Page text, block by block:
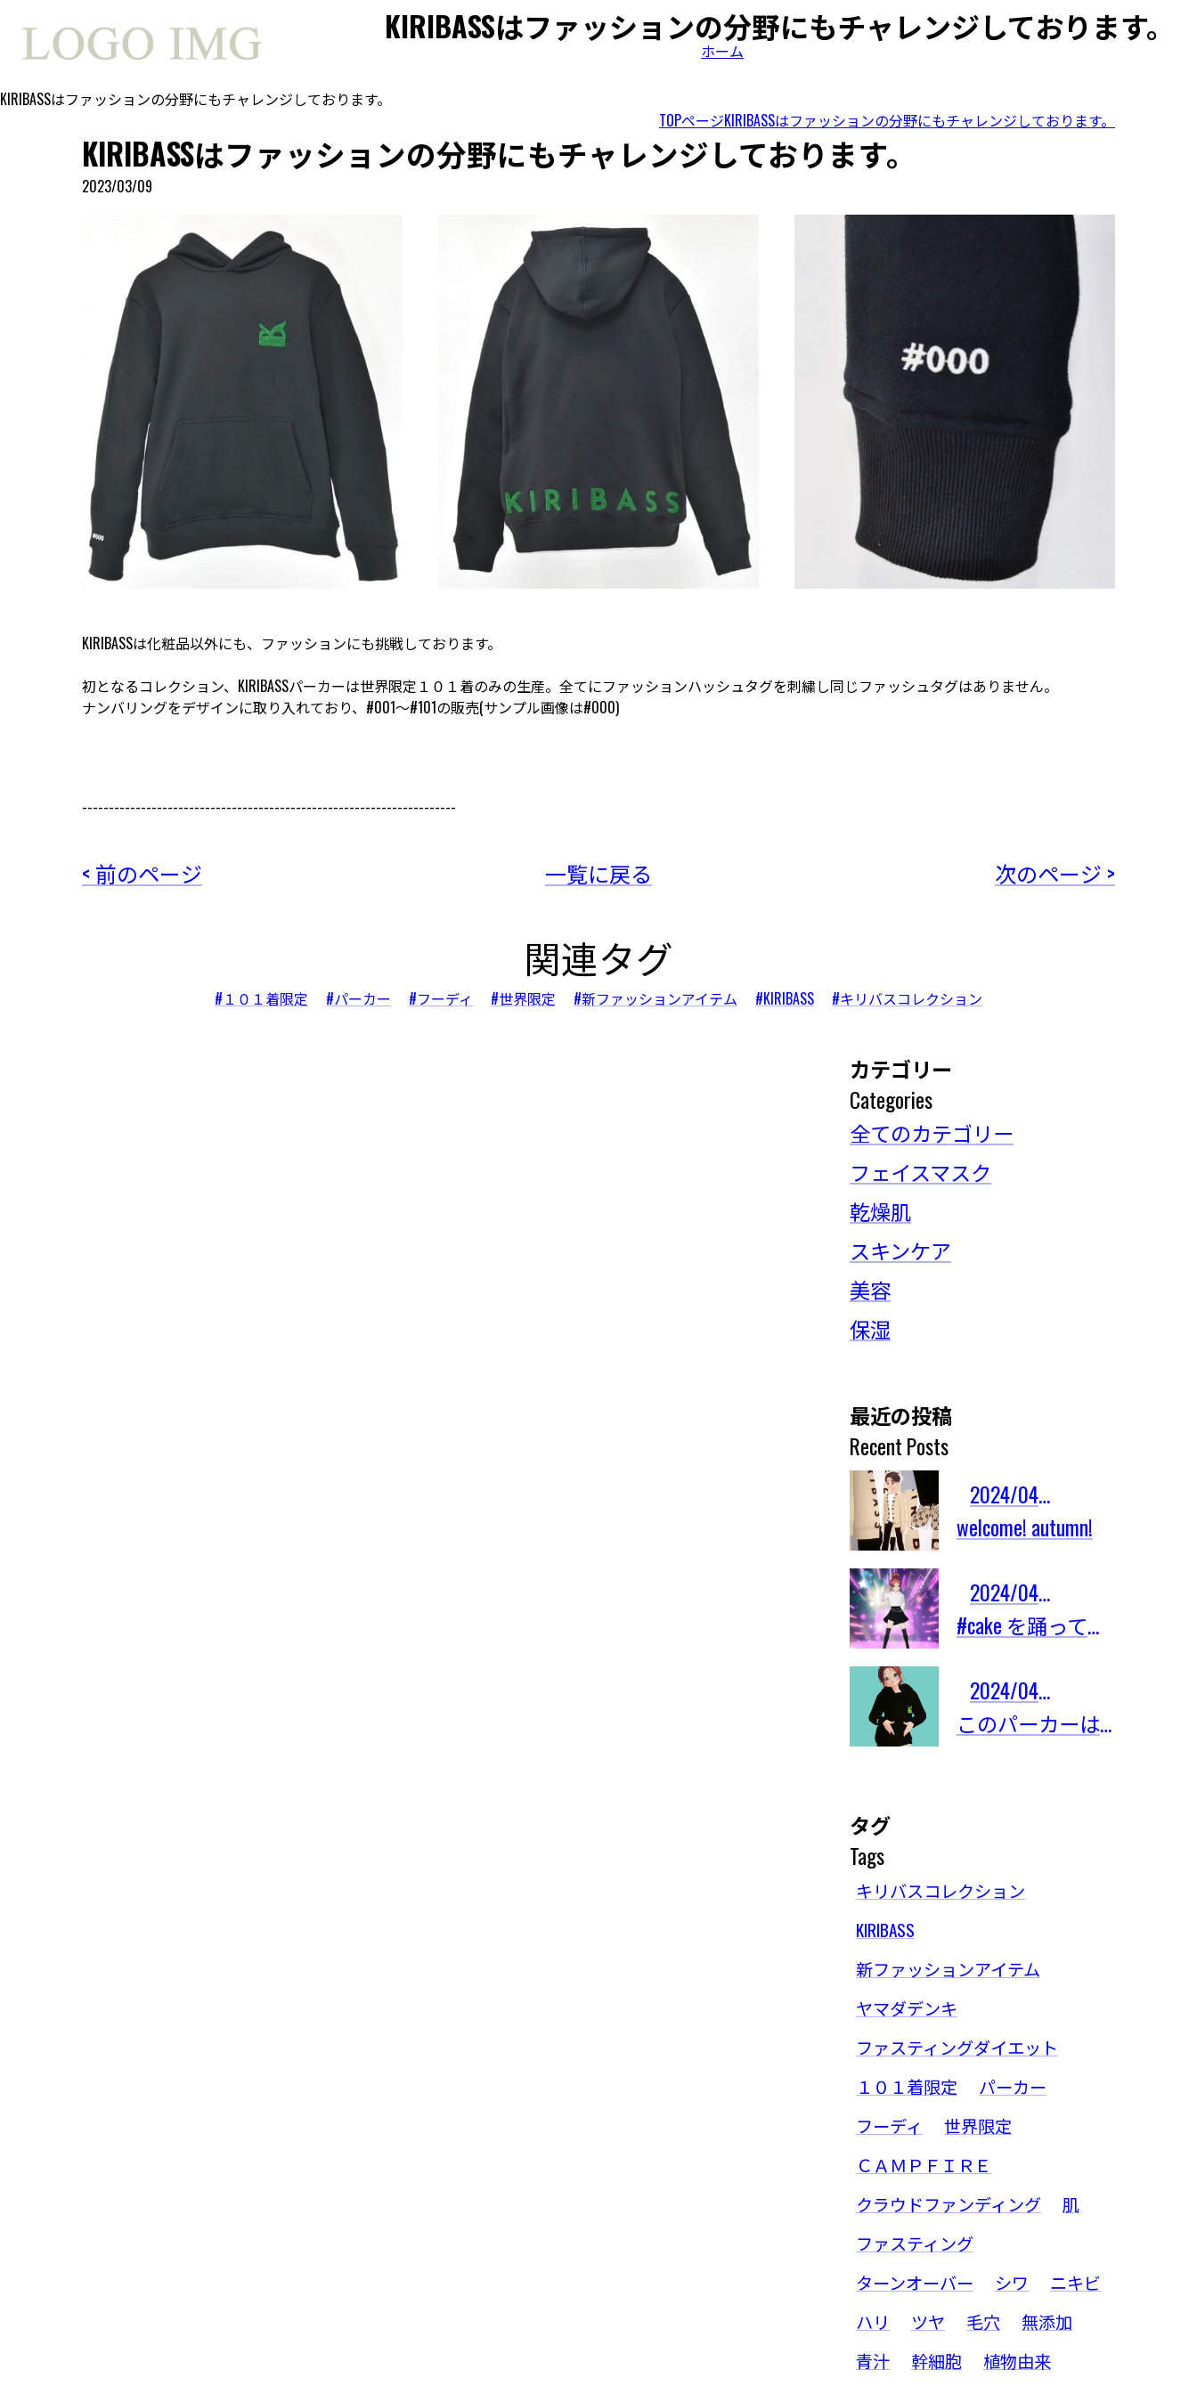
KIRIBASSはファッションの分野にもチャレンジしております。
ホーム
KIRIBASSはファッションの分野にもチャレンジしております。
TOPページKIRIBASSはファッションの分野にもチャレンジしております。
KIRIBASSはファッションの分野にもチャレンジしております。
2023/03/09
KIRIBASSは化粧品以外にも、ファッションにも挑戦しております。
初となるコレクション、KIRIBASSパーカーは世界限定１０１着のみの生産。全てにファッションハッシュタグを刺繍し同じファッシュタグはありません。
ナンバリングをデザインに取り入れており、#001～#101の販売(サンプル画像は#000)
----------------------------------------------------------------------
< 前のページ 一覧に戻る 次のページ >
関連タグ
#１０１着限定 #パーカー #フーディ #世界限定 #新ファッションアイテム #KIRIBASS #キリバスコレクション
カテゴリー
Categories
全てのカテゴリー
フェイスマスク
乾燥肌
スキンケア
美容
保湿
最近の投稿
Recent Posts
2024/04/03
welcome! autumn!
2024/04/03
#cake を踊ってみたよ！
2024/04/03
このパーカーは限定101着しかないの！
タグ
Tags
キリバスコレクション
KIRIBASS
新ファッションアイテム
ヤマダデンキ
ファスティングダイエット
１０１着限定
パーカー
フーディ
世界限定
ＣＡＭＰＦＩＲＥ
クラウドファンディング
肌
ファスティング
ターンオーバー
シワ
ニキビ
ハリ
ツヤ 毛穴
無添加
青汁
幹細胞 植物由来